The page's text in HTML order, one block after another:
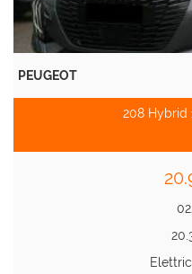
PEUGEOT
208 Hybrid